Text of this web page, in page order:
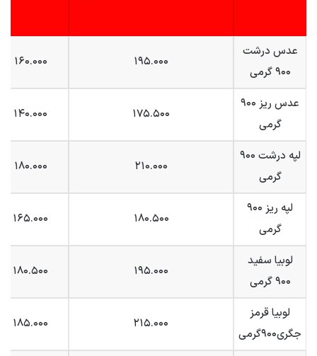
عدس درشت
۹۰۰ گرمی
۱۹۵.۰۰۰ ۱۶۰.۰۰۰
عدس ریز ۹۰۰
گرمی
۱۷۵.۵۰۰ ۱۴۰.۰۰۰
لپه درشت ۹۰۰
گرمی
۲۱۰.۰۰۰ ۱۸۰.۰۰۰
لپه ریز ۹۰۰
گرمی
۱۸۰.۵۰۰ ۱۶۵.۰۰۰
لوبیا سفید
۹۰۰ گرمی
۱۹۵.۰۰۰ ۱۸۰.۵۰۰
لوبیا قرمز
جگری۹۰۰گرمی
۲۱۵.۰۰۰ ۱۸۵.۰۰۰